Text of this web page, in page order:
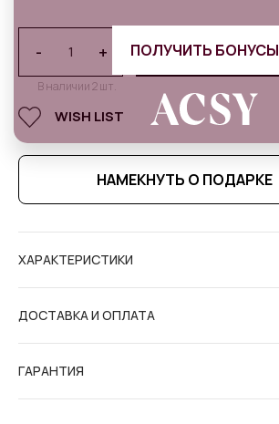
- +
В наличии 2 шт.
В КОРЗИНУ
WISH LIST
НАМЕКНУТЬ О ПОДАРКЕ
ХАРАКТЕРИСТИКИ
ДОСТАВКА И ОПЛАТА
ГАРАНТИЯ
ПОЛУЧИТЬ БОНУСЫ